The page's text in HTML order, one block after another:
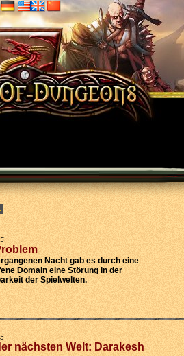
Nacht gab es durch eine
Domain eine Störung in der
der Spielwelten.
nächsten Welt: Darakesh